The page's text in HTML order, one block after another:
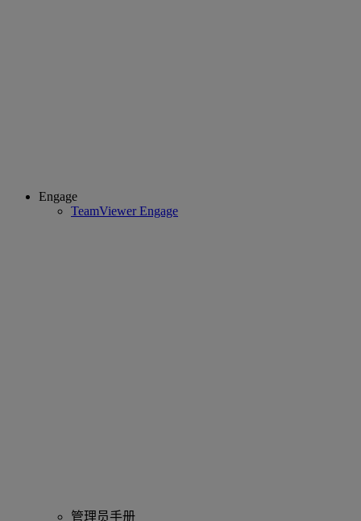
Engage
TeamViewer Engage
管理员手册